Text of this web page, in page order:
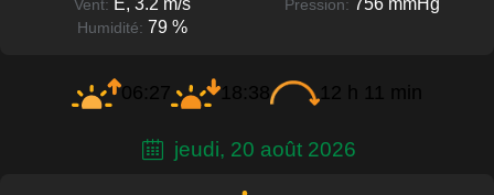
Vent: Pression:
Humidité: 79 %
06:27 18:38 12 h 11 min
jeudi, 20 août 2026